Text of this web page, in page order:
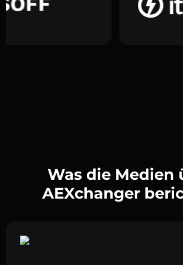
Was die Medien
AEXchanger